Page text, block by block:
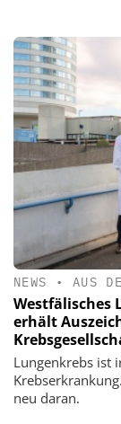
NEWS • AUS
Westfälisches
erhält
Lungenkrebs ist
neu daran.